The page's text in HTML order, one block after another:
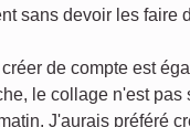
sans devoir les
de compte est
le collage n'est
J'aurais préféré